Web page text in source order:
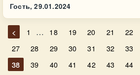
Гость, 29.01.2024
< 1 … 18 19 20 21 22
27
28 29 30 31 32 33
38
39 40 41 42 43 44